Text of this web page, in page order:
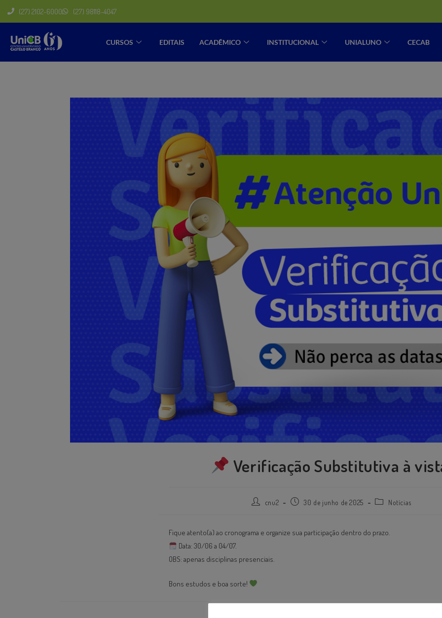
(27) 2102-6000 (27) 98118-4047
CURSOS EDITAIS ACADÊMICO INSTITUCIONAL UNIALUNO CECAB
Verificação Substitutiva à
cnu2 30 de junho de 2025 Notícias
Fique atento(a) ao cronograma e organize sua participação dentro do prazo.
Data: 30/06 a 04/07.
OBS: apenas disciplinas presenciais.
Bons estudos e boa sorte!